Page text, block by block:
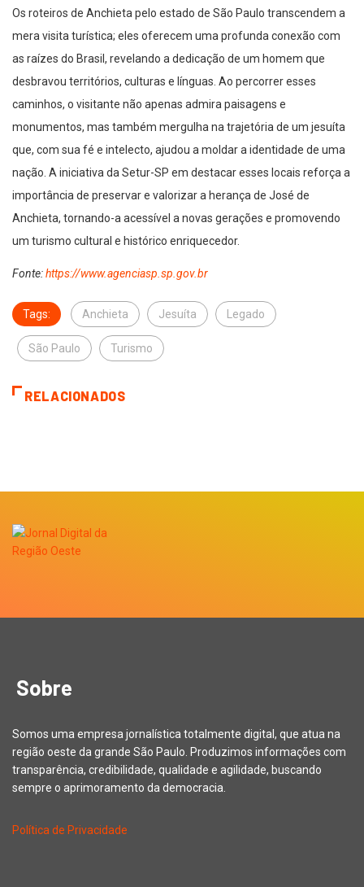
Os roteiros de Anchieta pelo estado de São Paulo transcendem a
mera visita turística; eles oferecem uma profunda conexão com
as raízes do Brasil, revelando a dedicação de um homem que
desbravou territórios, culturas e línguas. Ao percorrer esses
caminhos, o visitante não apenas admira paisagens e
monumentos, mas também mergulha na trajetória de um jesuíta
que, com sua fé e intelecto, ajudou a moldar a identidade de uma
nação. A iniciativa da Setur-SP em destacar esses locais reforça a
importância de preservar e valorizar a herança de José de
Anchieta, tornando-a acessível a novas gerações e promovendo
um turismo cultural e histórico enriquecedor.
Fonte:https://www.agenciasp.sp.gov.br
Tags: Anchieta Jesuíta Legado
São Paulo Turismo
RELACIONADOS
Sobre
Somos uma empresa jornalística totalmente digital, que atua na
região oeste da grande São Paulo. Produzimos informações com
transparência, credibilidade, qualidade e agilidade, buscando
sempre o aprimoramento da democracia.
Política de Privacidade